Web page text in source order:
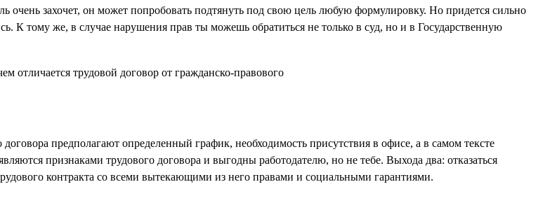
очень захочет, он может попробовать подтянуть под свою цель любую формулировку. Но придется сильно
К тому же, в случае нарушения прав ты можешь обратиться не только в суд, но и в Государственную
предполагают определенный график, необходимость присутствия в офисе, а в самом тексте
признаками трудового договора и выгодны работодателю, но не тебе. Выхода два: отказаться
контракта со всеми вытекающими из него правами и социальными гарантиями.